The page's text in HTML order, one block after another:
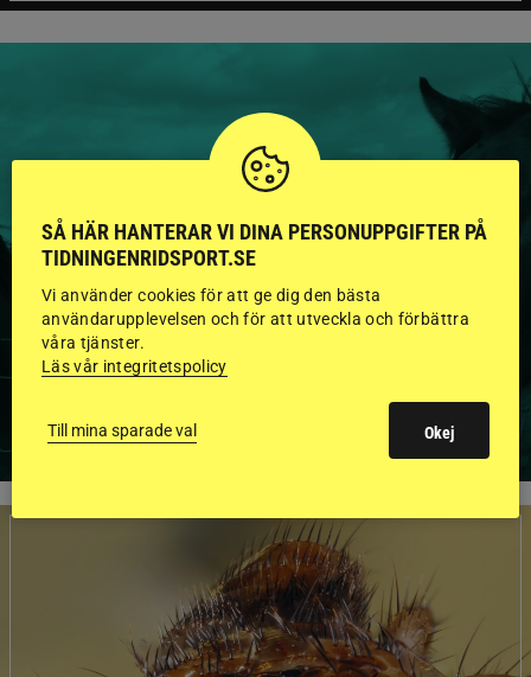
HINGSTAR ONLINE
GODKÄNDA HINGSTAR I
FLERA KATEGORIER MED
BILDER OCH FAKTA
SÅ HÄR HANTERAR VI DINA PERSONUPPGIFTER PÅ
TIDNINGENRIDSPORT.SE
Vi använder cookies för att ge dig den bästa
användarupplevelsen och för att utveckla och förbättra
våra tjänster.
Läs vår integritetspolicy
Till mina sparade val Okej